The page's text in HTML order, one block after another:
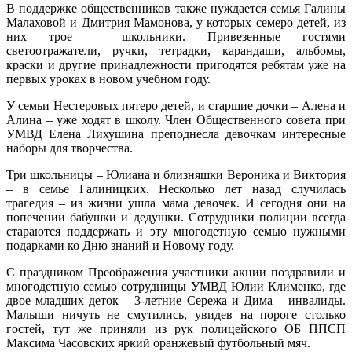
В поддержке общественников также нуждается семья Галины
Малаховой и Дмитрия Мамонова, у которых семеро детей, из
них трое – школьники. Привезенные гостями
светоотражатели, ручки, тетрадки, карандаши, альбомы,
краски и другие принадлежности пригодятся ребятам уже на
первых уроках в новом учебном году.
У семьи Нестеровых пятеро детей, и старшие дочки – Алена и
Алина – уже ходят в школу. Член Общественного совета при
УМВД Елена Лихушина преподнесла девочкам интересные
наборы для творчества.
Три школьницы – Юлиана и близняшки Вероника и Виктория
– в семье Галиницких. Несколько лет назад случилась
трагедия – из жизни ушла мама девочек. И сегодня они на
попечении бабушки и дедушки. Сотрудники полиции всегда
стараются поддержать и эту многодетную семью нужными
подарками ко Дню знаний и Новому году.
С праздником Преображения участники акции поздравили и
многодетную семью сотрудницы УМВД Юлии Клименко, где
двое младших деток – 3-летние Сережа и Дима – инвалиды.
Малыши ничуть не смутились, увидев на пороге столько
гостей, тут же приняли из рук полицейского ОБ ППСП
Максима Часовских яркий оранжевый футбольный мяч.